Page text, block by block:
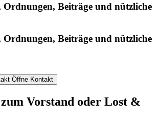
Ordnungen, Beiträge und nützliche
Ordnungen, Beiträge und nützliche
Öffne Kontakt
Vorstand oder Lost &